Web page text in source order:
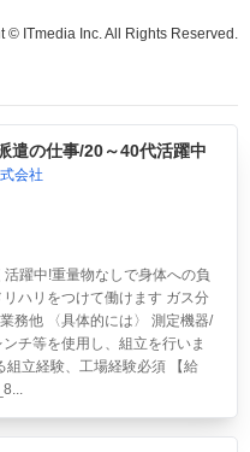
© ITmedia Inc. All Rights Reserved.
遣の仕事/20～40代活躍中
会社
躍中!重量物なしで身体への負
ハリをつけて働けます ガス分
務他 〈具体的には〉 測定機器/
チ等を使用し、組立を行いま
組立経験、工場経験必須 【給